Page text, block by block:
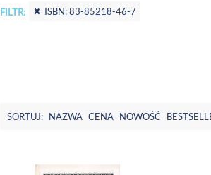
FILTR: ISBN: 83-85218-46-7
SORTUJ: NAZWA CENA NOWOŚĆ